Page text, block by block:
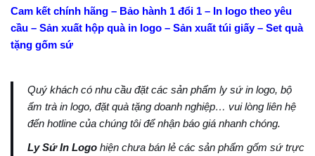
Cam kết chính hãng – Bảo hành 1 đổi 1 – In logo theo yêu
cầu – Sản xuất hộp quà in logo – Sản xuất túi giấy – Set quà
tặng gốm sứ
Quý khách có nhu cầu đặt các sản phẩm ly sứ in logo, bộ
ấm trà in logo, đặt quà tặng doanh nghiệp… vui lòng liên hệ
đến hotline của chúng tôi để nhận báo giá nhanh chóng.
Ly Sứ In Logo hiện chưa bán lẻ các sản phẩm gốm sứ trực